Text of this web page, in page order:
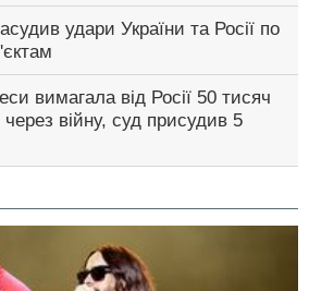
удари України та Росії по
вимагала від Росії 50 тисяч
війну, суд присудив 5